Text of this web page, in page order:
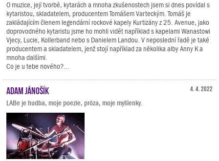
O muzice, její tvorbě, kytarách a mnoha zkušenostech jsem si dnes povídal s
kytaristou, skladatelem, producentem Tomášem Varteckým. Tomáš je
zakládajícím členem legendární rockové kapely Kurtizány z 25. Avenue, jako
doprovodného kytaristu jsme ho mohli vidět například s kapelami Wanastowi
Vjecy, Lucie, Kollerband nebo s Danielem Landou. V neposlední řadě je také
producentem a skladatelem, jenž stojí například za několika alby Anny K a
mnoha dalšími.
Co je u tebe nového?...
4. 4. 2022
Adam Jánošík
LABe je hudba, moje poezie, próza, moje myšlenky.